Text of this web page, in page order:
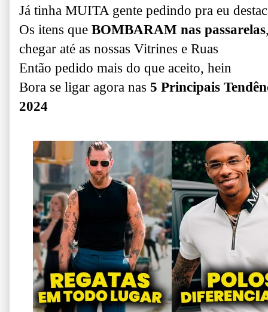
Já tinha MUITA gente pedindo pra eu
Os itens que BOMBARAM nas passarelas
chegar até as nossas Vitrines e Ruas
Então pedido mais do que aceito, hein
Bora se ligar agora nas 5 Principais
2024